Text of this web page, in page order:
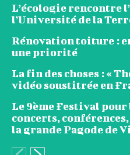
L’écologie rencontre
l’Université de la
Rénovation toiture :
une priorité
La fin des choses : «
vidéo soustitrée en
Le 9ème Festival pour
concerts,
la grande Pagode de